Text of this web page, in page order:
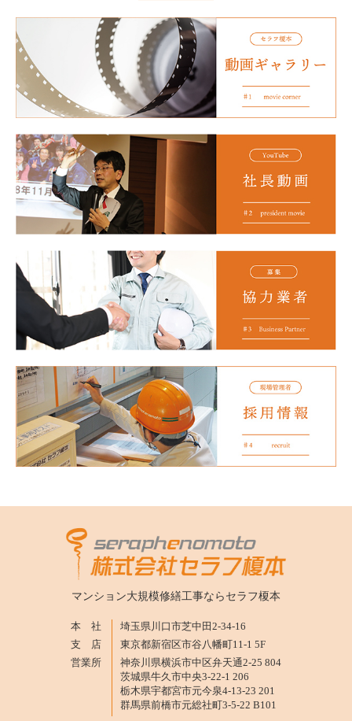
マンション大規模修繕工事ならセラフ榎本
本 社
埼玉県川口市芝中田2-34-16
支 店
東京都新宿区市谷八幡町11-1 5F
営業所
神奈川県横浜市中区弁天通2-25 804
茨城県牛久市中央3-22-1 206
栃木県宇都宮市元今泉4-13-23 201
群馬県前橋市元総社町3-5-22 B101